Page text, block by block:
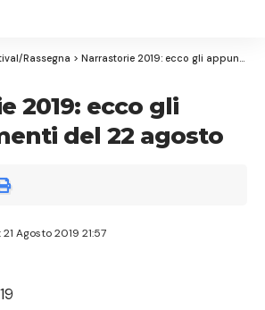
Resizer
Rassegna > Narrastorie 2019: ecco gli appuntamenti del 22 agosto
2019: ecco gli
del 22 agosto
Agosto 2019 21:57